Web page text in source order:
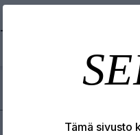
Tuotenumero:
Tämä sivusto